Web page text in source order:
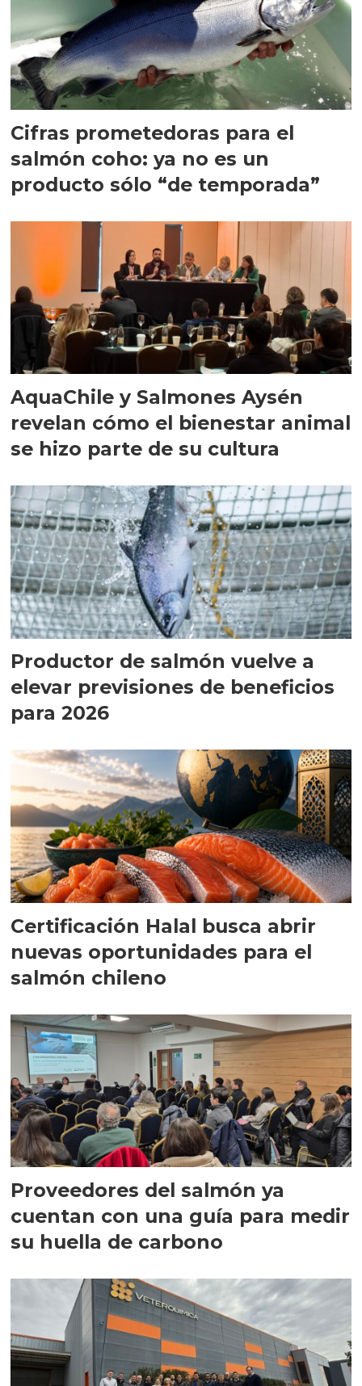
Cifras prometedoras para el
salmón coho: ya no es un
producto sólo “de temporada”
AquaChile y Salmones Aysén
revelan cómo el bienestar animal
se hizo parte de su cultura
Productor de salmón vuelve a
elevar previsiones de beneficios
para 2026
Certificación Halal busca abrir
nuevas oportunidades para el
salmón chileno
Proveedores del salmón ya
cuentan con una guía para medir
su huella de carbono